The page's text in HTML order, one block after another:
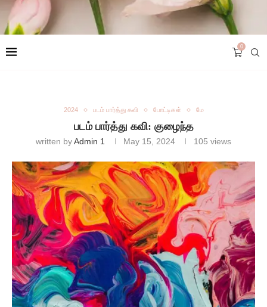
0
2024 படம் பார்த்து கவி போட்டிகள் மே
படம் பார்த்து கவி: குழைந்த
written byAdmin 1 May 15, 2024 105 views